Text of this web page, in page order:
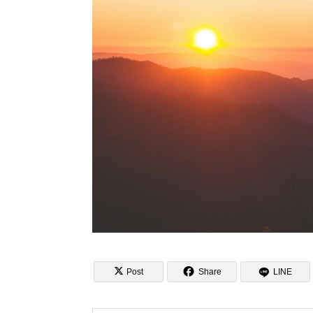
 Post  Share LINE